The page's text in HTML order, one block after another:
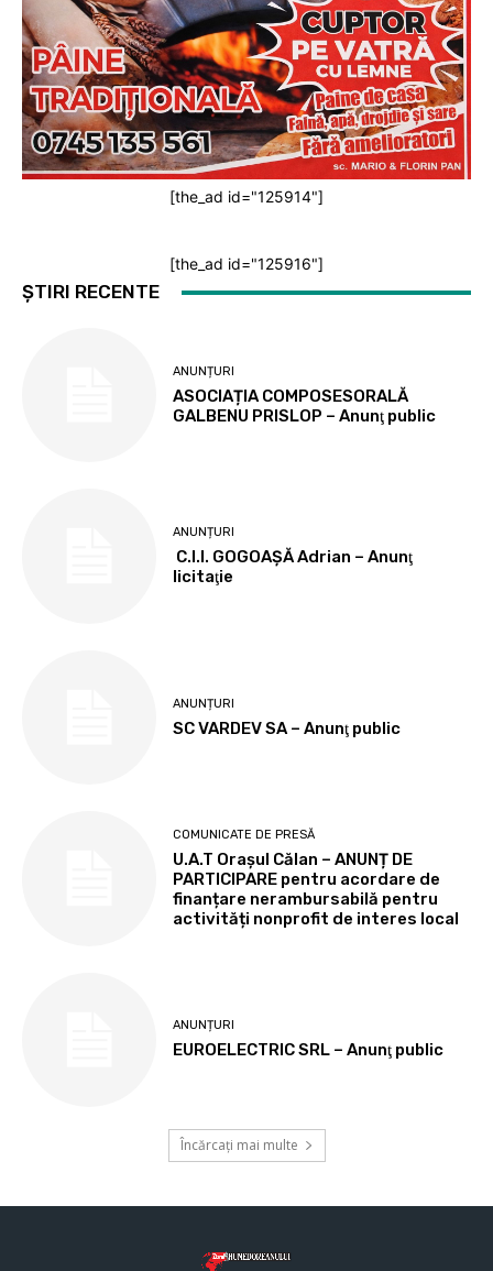
[the_ad id="125914"]
[the_ad id="125916"]
ȘTIRI RECENTE
ANUNȚURI
ASOCIAȚIA COMPOSESORALĂ
GALBENU PRISLOP – Anunţ public
ANUNȚURI
C.I.I. GOGOAŞĂ Adrian – Anunţ
licitaţie
ANUNȚURI
SC VARDEV SA – Anunţ public
COMUNICATE DE PRESĂ
U.A.T Orașul Călan – ANUNȚ DE
PARTICIPARE pentru acordare de
finanțare nerambursabilă pentru
activități nonprofit de interes local
ANUNȚURI
EUROELECTRIC SRL – Anunţ public
Încărcați mai multe